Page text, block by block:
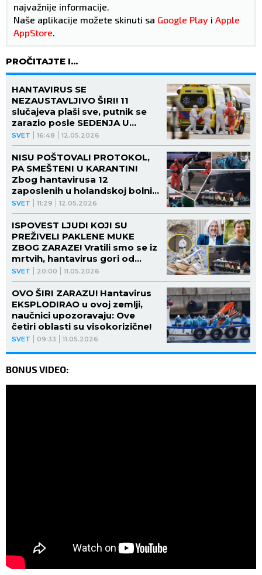
najvažnije informacije.
Naše aplikacije možete skinuti sa Google Play i Apple
AppStore
PROČITAJTE I...
SVET 16:48 12.05.2026
HANTAVIRUS SE
NEZAUSTAVLJIVO ŠIRI! 11
slučajeva plaši sve, putnik se
zarazio posle SEDENJA U
AVIONU PORED OBOLELOG!
SVET 11:29 12.05.2026
NISU POŠTOVALI PROTOKOL,
PA SMEŠTENI U KARANTIN!
Zbog hantavirusa 12
zaposlenih u holandskoj bolnici
izlovano na ŠEST NEDELJA
SVET 20:00 11.05.2026
ISPOVEST LJUDI KOJI SU
PREŽIVELI PAKLENE MUKE
ZBOG ZARAZE! Vratili smo se iz
mrtvih, hantavirus gori od
korone!
SVET 09:33 11.05.2026
OVO ŠIRI ZARAZU! Hantavirus
EKSPLODIRAO u ovoj zemlji,
naučnici upozoravaju: Ove
četiri oblasti su visokorizične!
BONUS VIDEO: